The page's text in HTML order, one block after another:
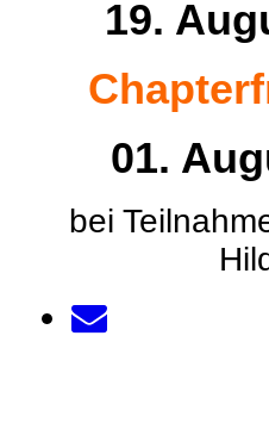
19.
01.
bei